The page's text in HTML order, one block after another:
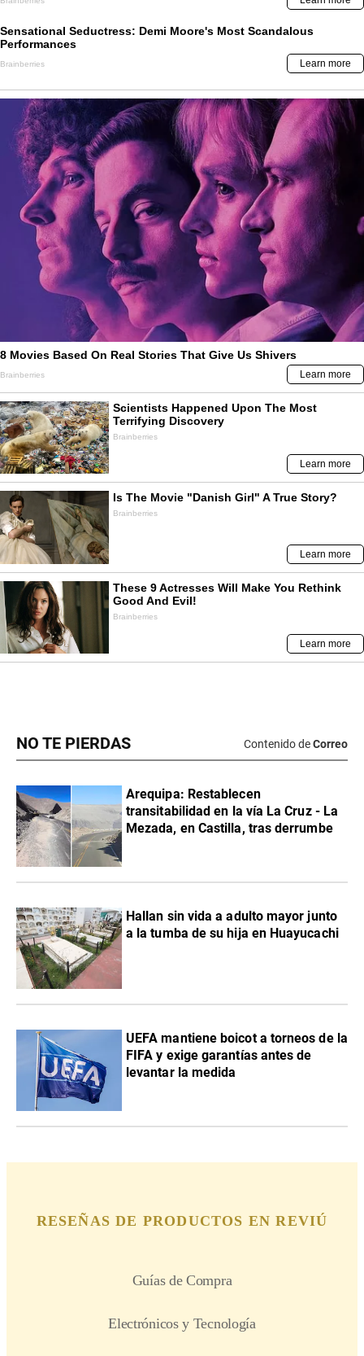
NO TE PIERDAS Contenido deCorreo
Arequipa: Restablecen
transitabilidad en la vía La Cruz - La
Mezada, en Castilla, tras derrumbe
Hallan sin vida a adulto mayor junto
a la tumba de su hija en Huayucachi
UEFA mantiene boicot a torneos de la
FIFA y exige garantías antes de
levantar la medida